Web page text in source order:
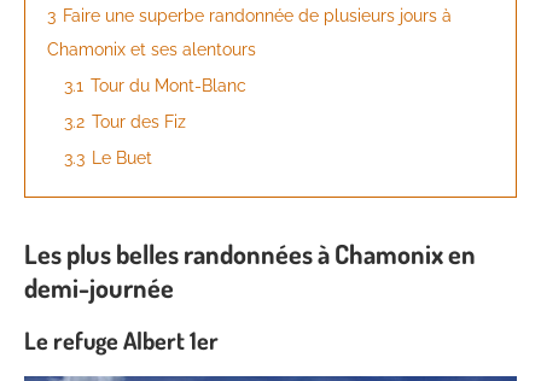
3 Faire une superbe randonnée de plusieurs jours à
Chamonix et ses alentours
3.1 Tour du Mont-Blanc
3.2 Tour des Fiz
3.3 Le Buet
Les plus belles randonnées à Chamonix en
demi-journée
Le refuge Albert 1er